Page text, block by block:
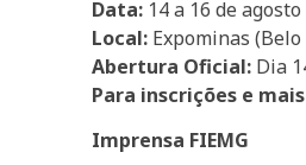
Data: 14 a 16 de
Local: Expominas
Abertura Oficial: Dia
Para inscrições e
Imprensa FIEMG